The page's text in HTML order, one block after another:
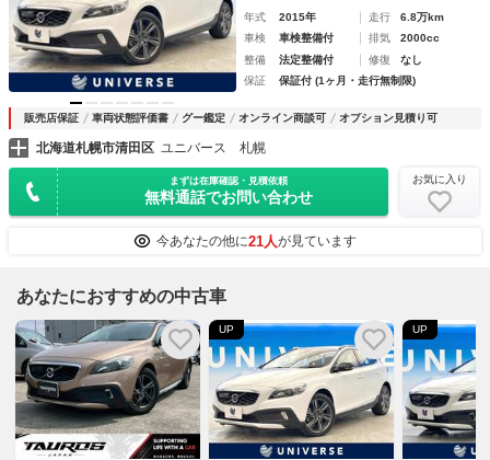
年式 2015年 走行
6.8万km
車検
車検整備付 排気
2000cc
整備
法定整備付 修復
なし
保証
保証付 (1ヶ月・走行無制限)
販売店保証 車両状態評価書 グー鑑定 オンライン商談可 オプション見積り可
北海道札幌市清田区 ユニバース 札幌
まずは在庫確認・見積依頼
無料通話でお問い合わせ
お気に入り
今あなたの他に21人が見ています
あなたにおすすめの中古車
UP UP